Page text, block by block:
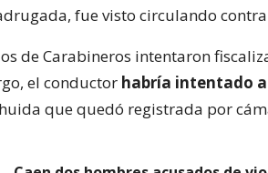
fue visto circulando
de Carabineros intentaron
el conductor habría intentado
que quedó registrada por